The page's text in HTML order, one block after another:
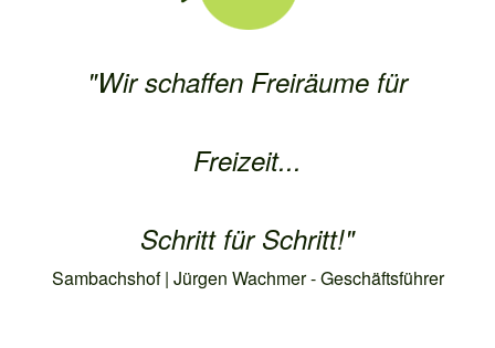
"Wir schaffen Freiräume für
Freizeit...
Schritt für Schritt!"
Sambachshof | Jürgen Wachmer - Geschäftsführer